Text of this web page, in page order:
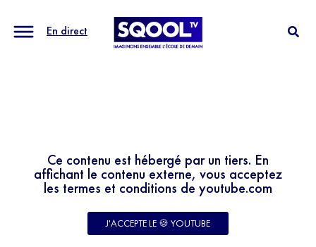
En direct
Ce contenu est hébergé par un tiers. En
affichant le contenu externe, vous acceptez
les termes et conditions de youtube.com
J'ACCEPTE LE 🍪 YOUTUBE